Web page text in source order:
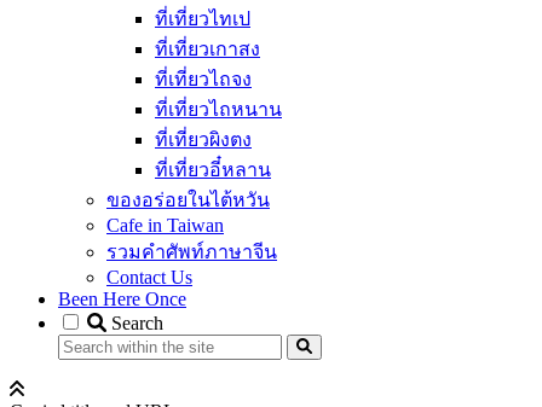
ที่เที่ยวไทเป
ที่เที่ยวเกาสง
ที่เที่ยวไถจง
ที่เที่ยวไถหนาน
ที่เที่ยวผิงตง
ที่เที่ยวอี๋หลาน
ของอร่อยในไต้หวัน
Cafe in Taiwan
รวมคำศัพท์ภาษาจีน
Contact Us
Been Here Once
Search